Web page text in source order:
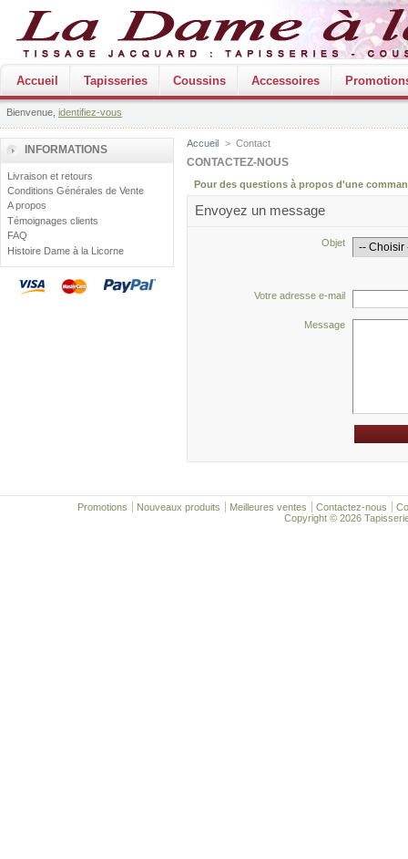
Accueil Tapisseries Coussins Accessoires
Bienvenue, identifiez-vous
INFORMATIONS
Livraison et retours
Conditions Générales de Vente
A propos
Témoignages clients
FAQ
Histoire Dame à la Licorne
Accueil > Contact
CONTACTEZ-NOUS
Pour des questions à propos d'une
Envoyez un message
Objet
Votre adresse e-mail
Message
Promotions Nouveaux produits Meilleures ventes Contactez-nous
Copyright © 2026